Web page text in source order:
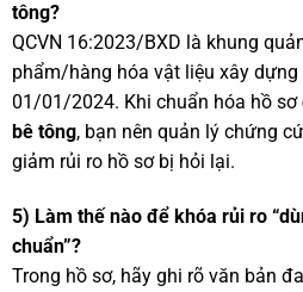
tông?
QCVN 16:2023/BXD là khung
phẩm/hàng hóa vật liệu xây
01/01/2024. Khi chuẩn hóa hồ sơ
bê tông, bạn nên quản lý chứng
giảm rủi ro hồ sơ bị hỏi lại.
5) Làm thế nào để khóa rủi ro
chuẩn”?
Trong hồ sơ, hãy ghi rõ văn bản